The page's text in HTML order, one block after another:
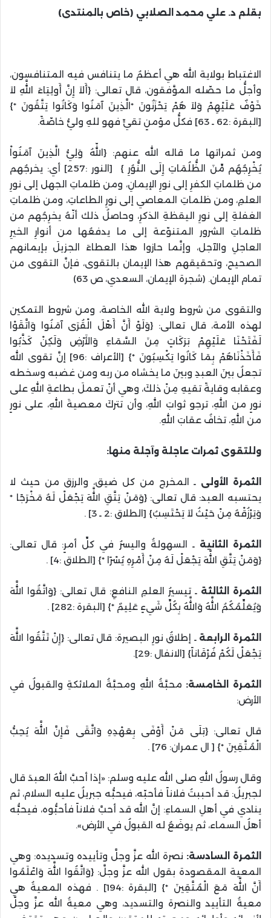
بقلم د. علي محمد الصلابي (خاص بالمنتدى)
الاغتباط بولاية الله هي أعظمُ ما يتنافس فيه المتنافسون،
وأجلُّ ما حصّله الموَّفقون، قال تعالى: {أَلاَ إِنَّ أَولِيَاءَ اللَّهِ لاَ
خَوْفٌ عَلَيْهِمْ وَلاَ هُمْ يَحْزَنُونَ *الَّذِينَ آمَنُوا وَكَانُوا يَتَّقُونَ *}
[البقرة :62 ـ 63] فكلُّ مؤمنٍ تقيٍّ فهو للهِ وليُّ خاصّةً.
ومن ثمراتها ما قاله الله عنهم: {اللّهُ وَلِيُّ الَّذِينَ آمَنُواْ
يُخْرِجُهُم مِّنَ الظُّلُمَاتِ إِلَى النُّوُرِ } [النور :257] أي: يخرجُهم
من ظلماتِ الكفرِ إلى نورِ الإيمانِ، ومن ظلماتِ الجهل إلى نورِ
العلمِ، ومن ظلماتِ المعاصي إلى نورِ الطاعاتِ، ومن ظلماتِ
الغفلةِ إلى نورِ اليقظةِ الذكرِ، وحاصلُ ذلك أنّهُ يخرِجُهم من
ظلماتِ الشرور المتنوّعة إلى ما يدفعُها من أنوارِ الخيرِ
العاجلِ والآجل، وإنَّما حازوا هذا العطاءَ الجزيلَ بإيمانهم
الصحيح، وتحقيقهم هذا الإيمان بالتقوى، فإنَّ التقوى من
تمام الإيمان. (شجرة الإيمان، السعدي، ص 63)
والتقوى من شروط ولاية الله الخاصة، ومن شروط التمكين
لهذه الأمة، قال تعالى: {وَلَوْ أَنَّ أَهْلَ الْقُرَى آمَنُوا وَاتَّقَوْا
لَفَتَحْنَا عَلَيْهِمْ بَرَكَاتٍ مِنَ السَّمَاءِ وَالأَرْضِ وَلَكِنْ كَذَّبُوا
فَأَخَذْنَاهُمْ بِمَا كَانُوا يَكْسِبُونَ *} [الأعراف :96] إنَّ تقوى الله
تجعلُ بينَ العبدِ وبينَ ما يخشاه من ربه ومن غضبه وسخطه
وعقابه وقايةً تقيهِ مِنْ ذلكَ، وهي أنْ تعملَ بطاعةِ اللهِ على
نورٍ من اللهِ، ترجو ثوابَ اللهِ، وأن تتركَ معصيةَ اللهِ، على نورٍ
من اللهِ، تخافُ عقابَ اللهِ.
وللتقوى ثمرات عاجلة وآجلة منها:
الثمرة الأولى ـ المخرج من كل ضيق، والرزق من حيث لا
يحتسبه العبد: قال تعالى: {وَمَنْ يَتَّقِ اللَّهَ يَجْعَلْ لَهُ مَخْرَجًا *
وَيَرْزُقْهُ مِنْ حَيْثُ لاَ يَحْتَسِبُ} [الطلاق :2 ـ 3] .
الثمرة الثانية ـ السهولةُ واليسرُ في كلِّ أمرٍ: قال تعالى:
{وَمَنْ يَتَّقِ اللَّهَ يَجْعَلْ لَهُ مِنْ أَمْرِهِ يُسْرًا *} [الطلاق :4] .
الثمرة الثالثة ـ تيسيرُ العلمِ النافعِ: قال تعالى: {وَاتَّقُوا اللَّهَ
وَيُعَلِّمُكُمُ اللَّهُ وَاللَّهُ بِكُلِّ شَيءٍ عَلِيمٌ *} [البقرة :282] .
الثمرة الرابعة ـ إطلاقُ نورِ البصيرة: قال تعالى: {إِنْ تَتَّقُوا اللَّهَ
يَجْعَلْ لَكُمْ فُرْقَاناً} [الانفال :29].
الثمرة الخامسة: محبَّةُ اللهِ ومحبَّةُ الملائكةِ والقبولُ في
الأرض:
قال تعالى: {بَلَى مَنْ أَوْفَى بِعَهْدِهِ وَاتَّقَى فَإِنَّ اللَّهَ يُحِبُّ
الْمُتَّقِينَ *} [ ال عمران: 76] .
وقال رسولُ اللهِ صلى الله عليه وسلم: «إذا أحبَّ اللهُ العبدَ قال
لجبريلُ: قد أحببتُ فلاناً فأحبّه، فيحبُّه جبريلُ عليه السلام، ثم
ينادي في أهلِ السماءِ: إنَّ الله قد أحبَّ فلاناً فأحبُّوه، فيحبُّه
أهلُ السماء، ثم يوضَعُ له القبولُ في الأرض».
الثمرة السادسة: نصرة الله عزَّ وجلَّ وتأييده وتسديده: وهي
المعية المقصودة بقول الله عزَّ وجلَّ: {وَاتَّقُوا اللَّهَ وَاعْلَمُوا
أَنَّ اللَّهَ مَعَ الْمُتَّقِينَ *} [البقرة :194] . فهذه المعيةُ هي
معيةُ التأييد والنصرة والتسديد، وهي معيةُ الله عزَّ وجلَّ